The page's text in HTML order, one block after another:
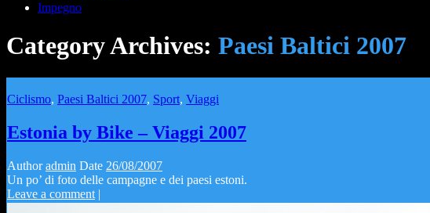
Impegno
Category Archives: Paesi Baltici 2007
Ciclismo, Paesi Baltici 2007, Sport, Viaggi
Estonia by Bike – Viaggi 2007
Authoradmin Date 26/08/2007
Un po’ di foto delle campagne e dei paesi estoni.
Leave a comment |